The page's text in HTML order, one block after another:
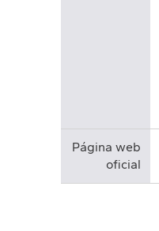
Página web
oficial